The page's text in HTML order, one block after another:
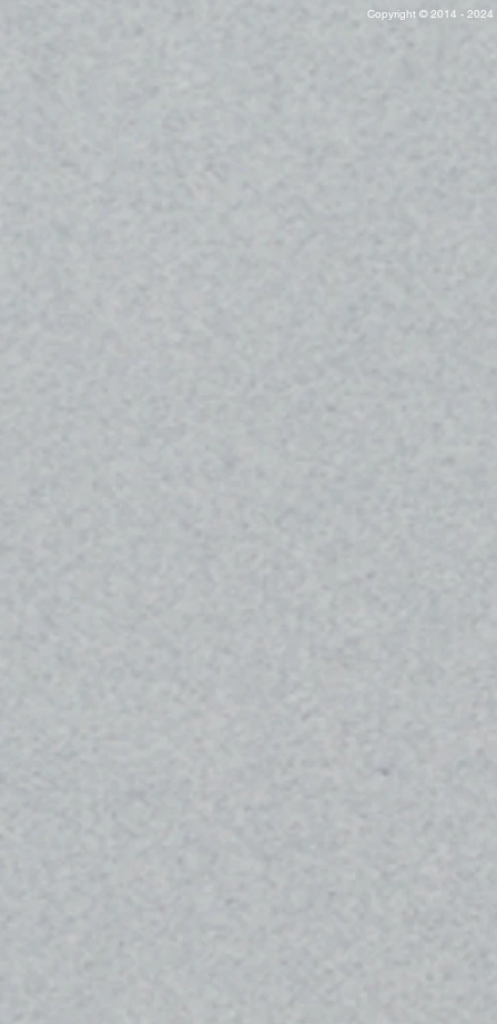
Copyright © 2014 - 2024